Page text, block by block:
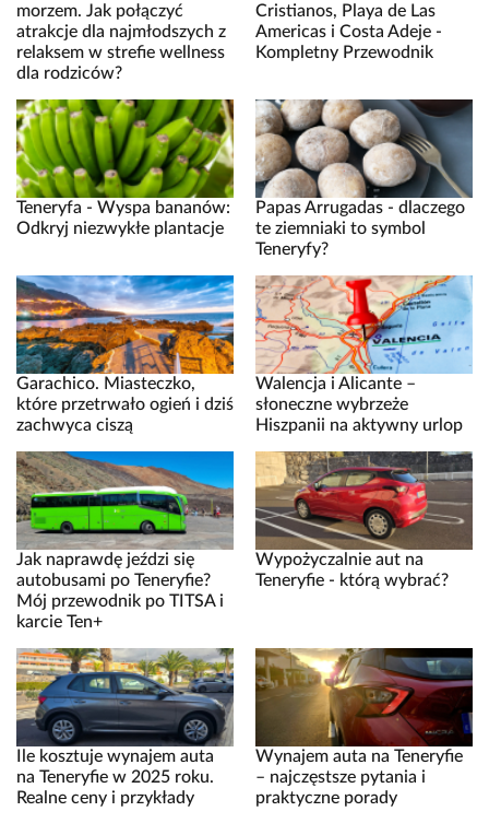
morzem. Jak połączyć
atrakcje dla najmłodszych z
relaksem w strefie wellness
dla rodziców?
Cristianos, Playa de Las
Americas i Costa Adeje -
Kompletny Przewodnik
Teneryfa - Wyspa bananów:
Odkryj niezwykłe plantacje
Papas Arrugadas - dlaczego
te ziemniaki to symbol
Teneryfy?
Garachico. Miasteczko,
które przetrwało ogień i dziś
zachwyca ciszą
Walencja i Alicante –
słoneczne wybrzeże
Hiszpanii na aktywny urlop
Jak naprawdę jeździ się
autobusami po Teneryfie?
Mój przewodnik po TITSA i
karcie Ten+
Wypożyczalnie aut na
Teneryfie - którą wybrać?
Ile kosztuje wynajem auta
na Teneryfie w 2025 roku.
Realne ceny i przykłady
Wynajem auta na Teneryfie
– najczęstsze pytania i
praktyczne porady